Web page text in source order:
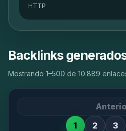
HTTP
Backlinks
Mostrando 1–500 de 10.889
1
2 3